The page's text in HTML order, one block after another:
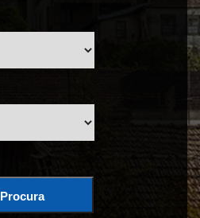
Procura